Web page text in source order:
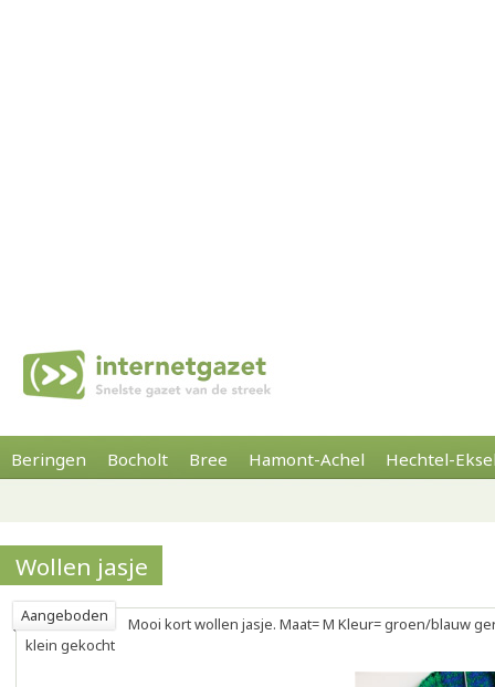
Beringen Bocholt Bree Hamont-Achel Hechtel-
Wollen jasje
Aangeboden
Mooi kort wollen jasje. Maat= M Kleur= groen/blauw
klein gekocht